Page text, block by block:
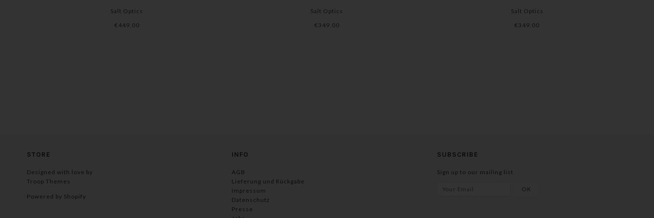
Salt Optics
€449.00
Salt Optics
€349.00
Salt Optics
€349.00
STORE
Designed with love by
Troop Themes
Powered by Shopify
INFO
AGB
Lieferung und Rückgabe
Impressum
Datenschutz
Presse
SUBSCRIBE
Sign up to our mailing list